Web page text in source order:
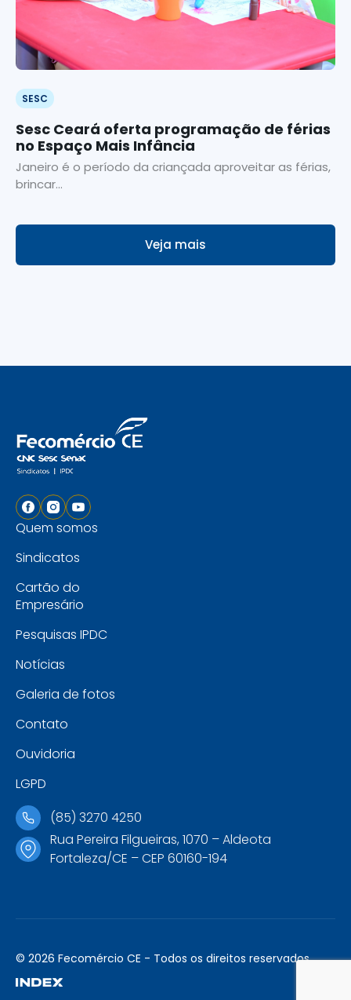
SESC
Sesc Ceará oferta programação de férias
no Espaço Mais Infância
Janeiro é o período da criançada aproveitar as férias,
brincar...
Veja mais
Quem somos
Sindicatos
Cartão do
Empresário
Pesquisas IPDC
Notícias
Galeria de fotos
Contato
Ouvidoria
LGPD
(85) 3270 4250
Rua Pereira Filgueiras, 1070 – Aldeota
Fortaleza/CE – CEP 60160-194
© 2026 Fecomércio CE - Todos os direitos reservados.